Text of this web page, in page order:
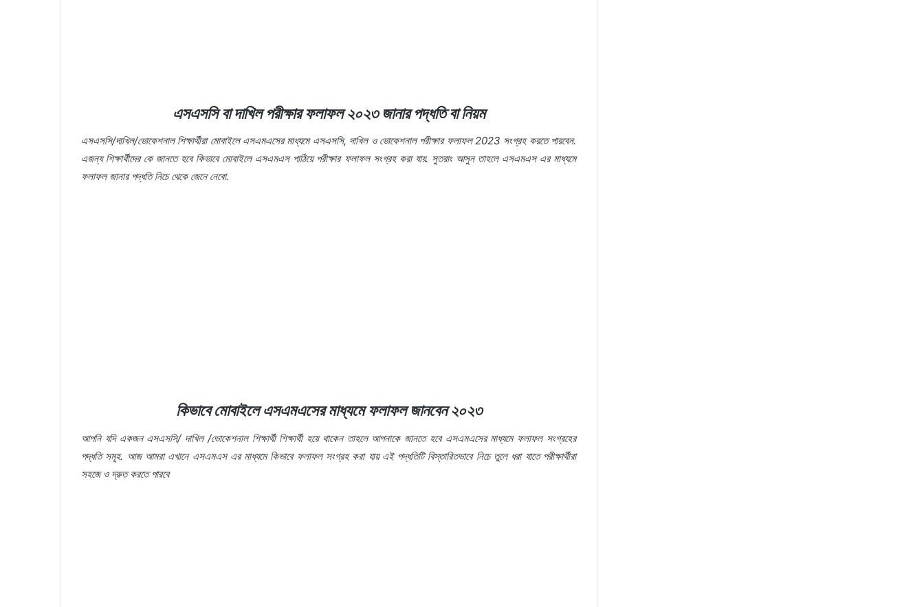
এসএসসি বা দাখিল পরীক্ষার ফলাফল ২০২৩ জানার পদ্ধতি বা নিয়ম
এসএসসি/দাখিল/ভোকেশনাল শিক্ষার্থীরা মোবাইলে এসএমএসের মাধ্যমে এসএসসি, দাখিল ও ভোকেশনাল পরীক্ষার ফলাফল 2023 সংগ্রহ করতে পারবেন.
এজন্য শিক্ষার্থীদের কে জানতে হবে কিভাবে মোবাইলে এসএমএস পাঠিয়ে পরীক্ষার ফলাফল সংগ্রহ করা যায়. সুতরাং আসুন তাহলে এসএমএস এর মাধ্যমে
ফলাফল জানার পদ্ধতি নিচে থেকে জেনে নেবো.
কিভাবে মোবাইলে এসএমএসের মাধ্যমে ফলাফল জানবেন ২০২৩
আপনি যদি একজন এসএসসি/ দাখিল /ভোকেশনাল শিক্ষার্থী শিক্ষার্থী হয়ে থাকেন তাহলে আপনাকে জানতে হবে এসএমএসের মাধ্যমে ফলাফল সংগ্রহের
পদ্ধতি সমূহ. আজ আমরা এখানে এসএমএস এর মাধ্যমে কিভাবে ফলাফল সংগ্রহ করা যায় এই পদ্ধতিটি বিস্তারিতভাবে নিচে তুলে ধরা যাতে পরীক্ষার্থীরা
সহজে ও দ্রুত করতে পারবে